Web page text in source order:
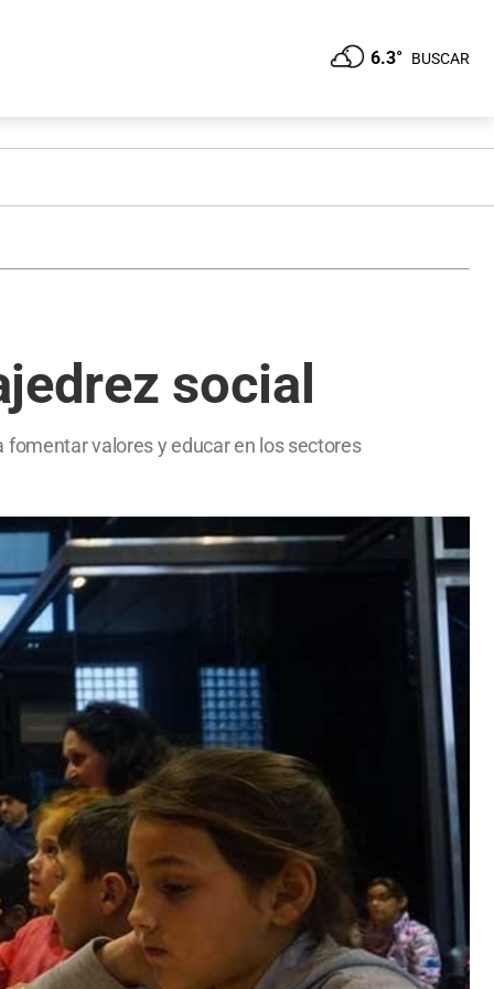
6.3° BUSCAR
social
fomentar valores y educar en los sectores